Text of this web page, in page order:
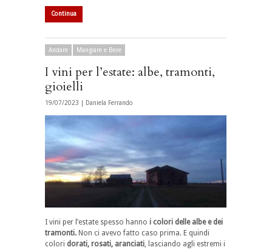
Continua
Andare Mangiare e Bere
I vini per l’estate: albe, tramonti,
gioielli
19/07/2023 | Daniela Ferrando
I vini per l’estate spesso hanno i colori delle albe e dei
tramonti. Non ci avevo fatto caso prima. E quindi
colori dorati, rosati, aranciati, lasciando agli estremi i